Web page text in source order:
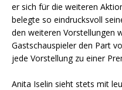
er sich für die weiteren
belegte so eindrucksvoll
den weiteren Vorstellungen
Gastschauspieler den Part
jede Vorstellung zu einer
Anita Iselin sieht stets mit